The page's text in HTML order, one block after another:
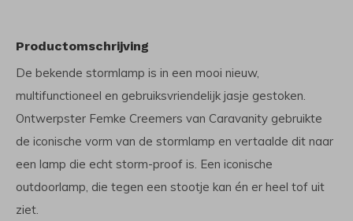
Productomschrijving
De bekende stormlamp is in een mooi nieuw,
multifunctioneel en gebruiksvriendelijk jasje gestoken.
Ontwerpster Femke Creemers van Caravanity gebruikte
de iconische vorm van de stormlamp en vertaalde dit naar
een lamp die echt storm-proof is. Een iconische
outdoorlamp, die tegen een stootje kan én er heel tof uit
ziet.